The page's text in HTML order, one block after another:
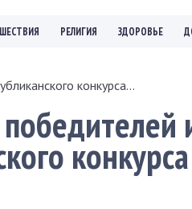
РЕЛИГИЯ ЗДОРОВЬЕ
конкурса...
конкурса